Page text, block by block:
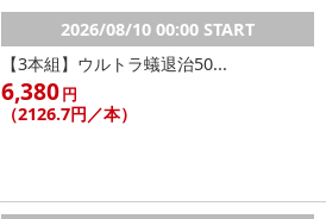
2026/08/10 00:00 START
【3本組】ウルトラ蟻退治50...
6,380円
（2126.7円／本）